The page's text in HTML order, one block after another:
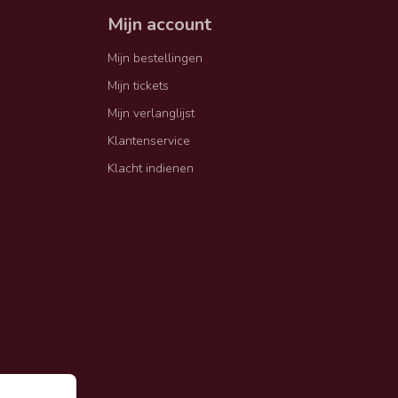
Mijn account
Mijn bestellingen
Mijn tickets
Mijn verlanglijst
Klantenservice
Klacht indienen